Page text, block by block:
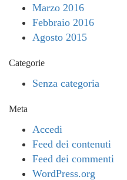
Marzo 2016
Febbraio 2016
Agosto 2015
Categorie
Senza categoria
Meta
Accedi
Feed dei contenuti
Feed dei commenti
WordPress.org